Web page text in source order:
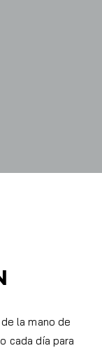
la mano de
cada día para